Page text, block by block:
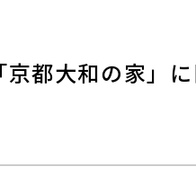
都大和の家」